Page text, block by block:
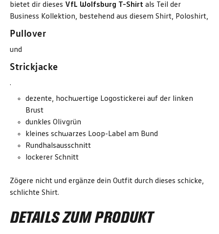
bietet dir dieses VfL Wolfsburg T-Shirt als Teil der
Business Kollektion, bestehend aus diesem Shirt, Poloshirt,
Pullover
und
Strickjacke
.
dezente, hochwertige Logostickerei auf der linken
Brust
dunkles Olivgrün
kleines schwarzes Loop-Label am Bund
Rundhalsausschnitt
lockerer Schnitt
Zögere nicht und ergänze dein Outfit durch dieses schicke,
schlichte Shirt.
DETAILS ZUM PRODUKT